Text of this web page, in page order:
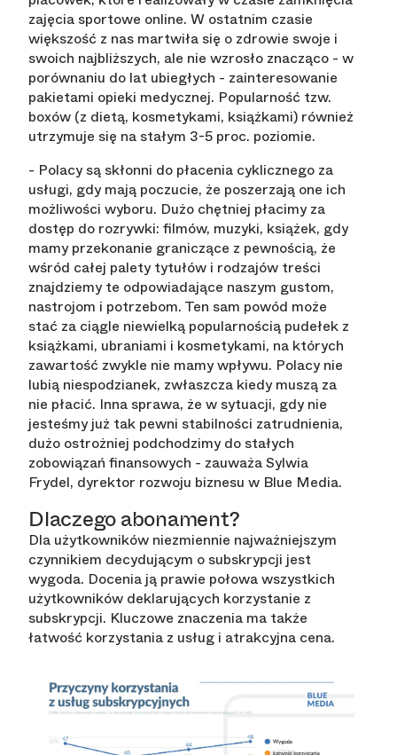
zajęcia sportowe online. W ostatnim czasie
większość z nas martwiła się o zdrowie swoje i
swoich najbliższych, ale nie wzrosło znacząco - w
porównaniu do lat ubiegłych - zainteresowanie
pakietami opieki medycznej. Popularność tzw.
boxów (z dietą, kosmetykami, książkami) również
utrzymuje się na stałym 3-5 proc. poziomie.
- Polacy są skłonni do płacenia cyklicznego za
usługi, gdy mają poczucie, że poszerzają one ich
możliwości wyboru. Dużo chętniej płacimy za
dostęp do rozrywki: filmów, muzyki, książek, gdy
mamy przekonanie graniczące z pewnością, że
wśród całej palety tytułów i rodzajów treści
znajdziemy te odpowiadające naszym gustom,
nastrojom i potrzebom. Ten sam powód może
stać za ciągle niewielką popularnością pudełek z
książkami, ubraniami i kosmetykami, na których
zawartość zwykle nie mamy wpływu. Polacy nie
lubią niespodzianek, zwłaszcza kiedy muszą za
nie płacić. Inna sprawa, że w sytuacji, gdy nie
jesteśmy już tak pewni stabilności zatrudnienia,
dużo ostrożniej podchodzimy do stałych
zobowiązań finansowych - zauważa Sylwia
Frydel, dyrektor rozwoju biznesu w Blue Media.
Dlaczego abonament?
Dla użytkowników niezmiennie najważniejszym
czynnikiem decydującym o subskrypcji jest
wygoda. Docenia ją prawie połowa wszystkich
użytkowników deklarujących korzystanie z
subskrypcji. Kluczowe znaczenia ma także
łatwość korzystania z usług i atrakcyjna cena.